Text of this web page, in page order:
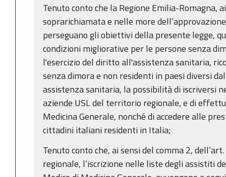
Tenuto conto che la Regione Emilia-Romagna,
soprarichiamata e nelle more
perseguano gli obiettivi della presente legge,
condizioni migliorative per le persone senza
l'esercizio del diritto all'assistenza sanitaria,
senza dimora e non residenti in paesi diversi
assistenza sanitaria, la possibilità di iscriversi
aziende USL del territorio regionale, e di
Medicina Generale, nonché di accedere alle
cittadini italiani residenti in Italia;
Tenuto conto che, ai sensi del comma 2,
regionale, l’iscrizione nelle liste degli assistiti